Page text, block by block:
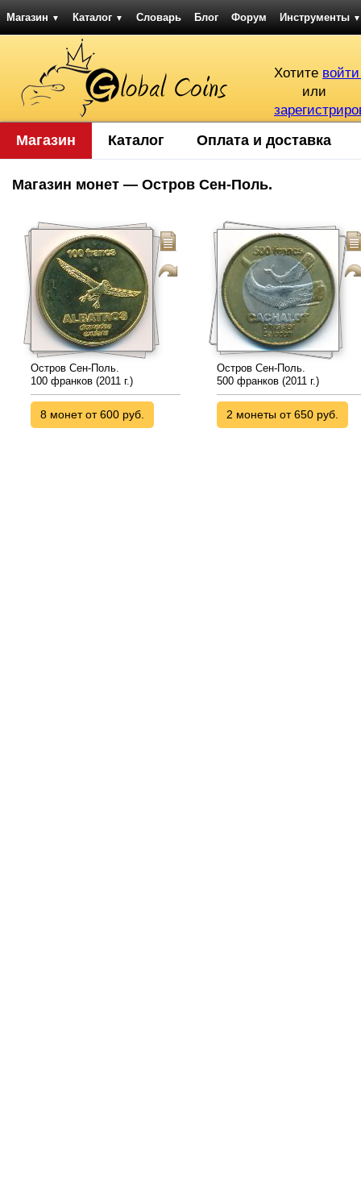
Магазин ▼ Каталог ▼ Словарь Блог Форум Инструменты ▼
Хотите
или
Магазин Каталог Оплата и доставка
Магазин монет — Остров Сен-Поль.
Остров Сен-Поль.
100 франков (2011 г.)
8 монет от 600 руб.
Остров Сен-Поль.
500 франков (2011 г.)
2 монеты от 650 руб.